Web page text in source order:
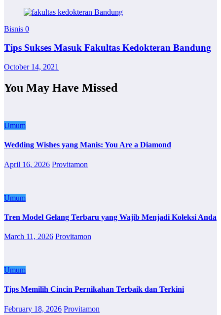
Bisnis 0
Tips Sukses Masuk Fakultas Kedokteran Bandung
October 14, 2021
You May Have Missed
Umum
Wedding Wishes yang Manis: You Are a Diamond
April 16, 2026 Provitamon
Umum
Tren Model Gelang Terbaru yang Wajib Menjadi Koleksi Anda
March 11, 2026 Provitamon
Umum
Tips Memilih Cincin Pernikahan Terbaik dan Terkini
February 18, 2026 Provitamon